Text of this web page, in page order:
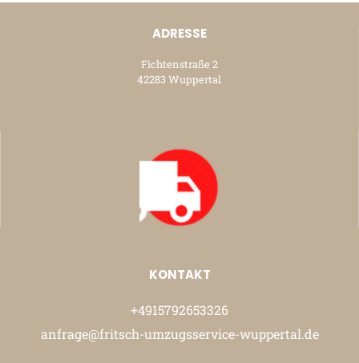
ADRESSE
Fichtenstraße 2
42283 Wuppertal
KONTAKT
+4915792653326
anfrage@fritsch-umzugsservice-wuppertal.de